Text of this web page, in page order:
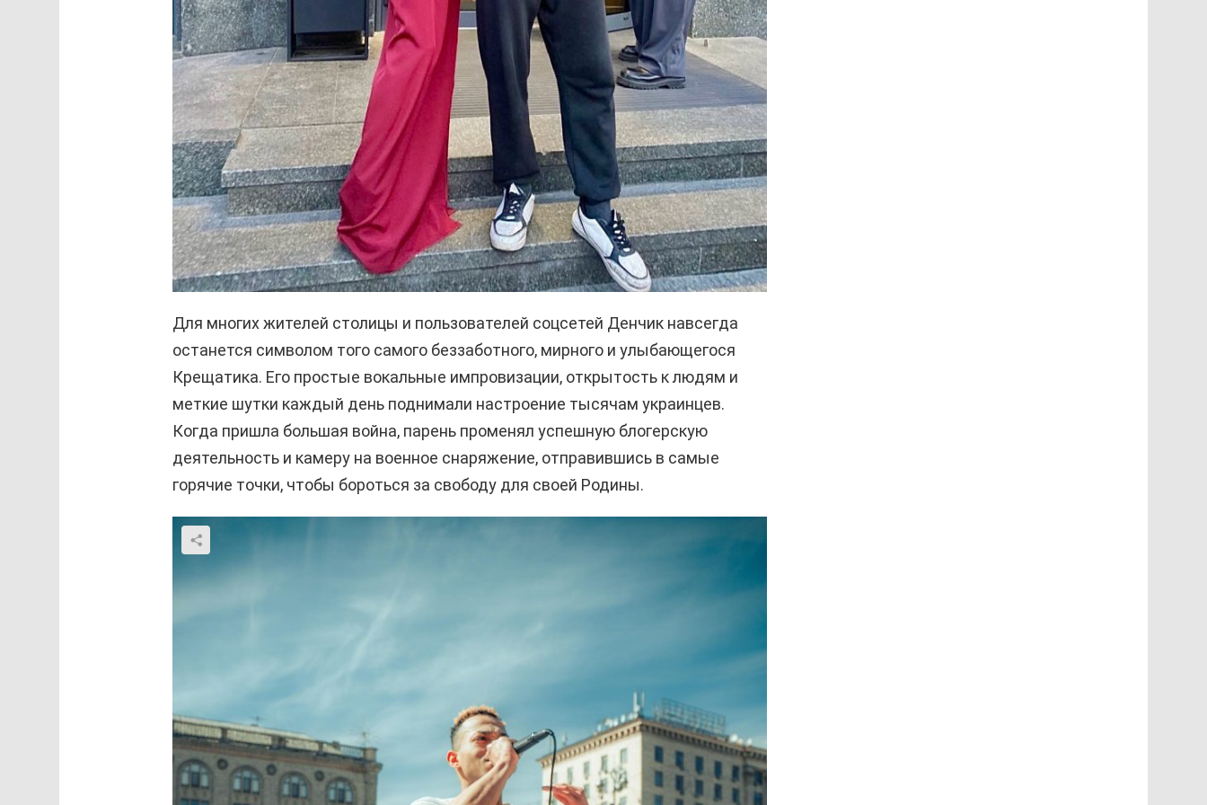
Для многих жителей столицы и пользователей соцсетей Денчик навсегда
останется символом того самого беззаботного, мирного и улыбающегося
Крещатика. Его простые вокальные импровизации, открытость к людям и
меткие шутки каждый день поднимали настроение тысячам украинцев.
Когда пришла большая война, парень променял успешную блогерскую
деятельность и камеру на военное снаряжение, отправившись в самые
горячие точки, чтобы бороться за свободу для своей Родины.